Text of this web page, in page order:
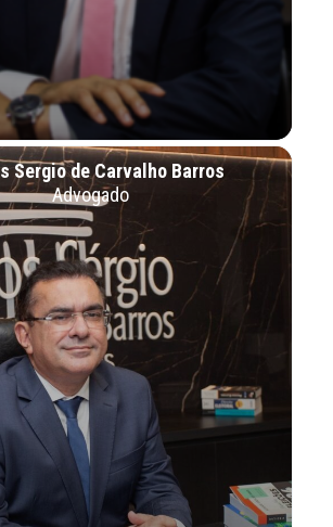
Sergio de Carvalho Barros
Advogado